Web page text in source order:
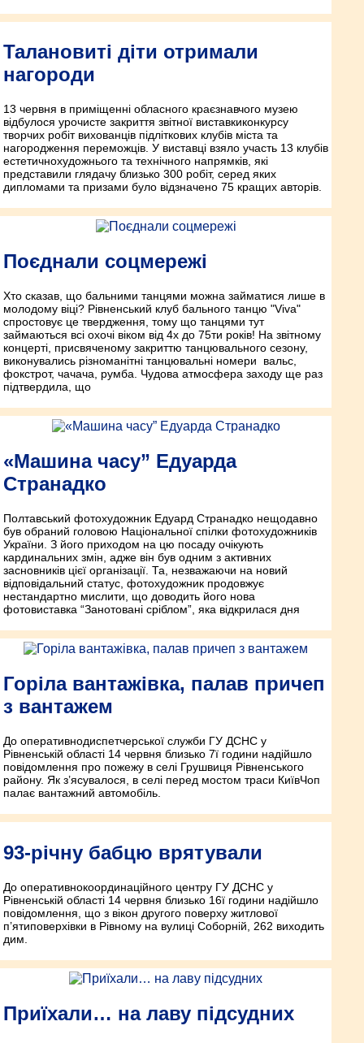
Талановиті діти отримали
нагороди
13 червня в приміщенні обласного краєзнавчого музею
відбулося урочисте закриття звітної виставки­конкурсу
творчих робіт вихованців підліткових клубів міста та
нагородження переможців. У виставці взяло участь 13 клубів
естетично­художнього та технічного напрямків, які
представили глядачу близько 300 робіт, серед яких
дипломами та призами було відзначено 75 кращих авторів.
Поєднали соцмережі
Хто сказав, що бальними танцями можна займатися лише в
молодому віці? Рівненський клуб бального танцю "Viva"
спростовує це твердження, тому що танцями тут
займаються всі охочі віком від 4­х до 75­ти років! На звітному
концерті, присвяченому закриттю танцювального сезону,
виконувались різноманітні танцювальні номери ­ вальс,
фокстрот, ча­ча­ча, румба. Чудова атмосфера заходу ще раз
підтвердила, що
«Машина часу” Едуарда
Странадко
Полтавський фотохудожник Едуард Странадко нещодавно
був обраний головою Національної спілки фотохудожників
України. З його приходом на цю посаду очікують
кардинальних змін, адже він був одним з активних
засновників цієї організації. Та, незважаючи на новий
відповідальний статус, фотохудожник продовжує
нестандартно мислити, що доводить його нова
фотовиставка “Занотовані сріблом”, яка відкрилася дня
Горіла вантажівка, палав причеп
з вантажем
До оперативно­диспетчерської служби ГУ ДСНС у
Рівненській області 14 червня близько 7­ї години надійшло
повідомлення про пожежу в селі Грушвиця Рівненського
району. Як з’ясувалося, в селі перед мостом траси Київ­Чоп
палає вантажний автомобіль.
93-річну бабцю врятували
До оперативно­координаційного центру ГУ ДСНС у
Рівненській області 14 червня близько 16­ї години надійшло
повідомлення, що з вікон другого поверху житлової
п’ятиповерхівки в Рівному на вулиці Соборній, 262 виходить
дим.
Приїхали… на лаву підсудних